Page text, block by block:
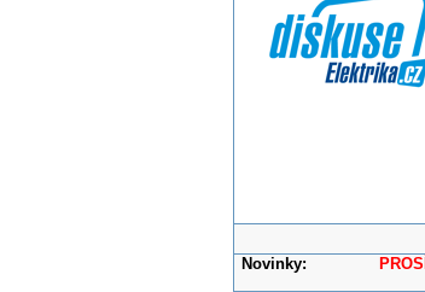
Novinky: PROSÍME